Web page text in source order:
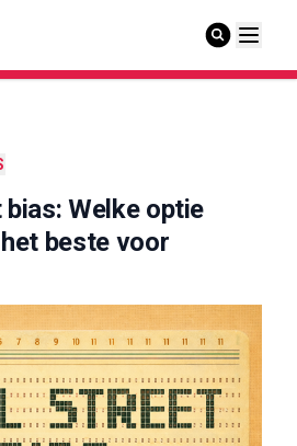
bias: Welke optie
beste voor